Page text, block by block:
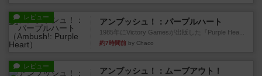
レビュー アンブッシュ！：パープルハート
1985年にVictory Gamesが出版した『Purple Hea...
約7時間前 by Chaco
レビュー アンブッシュ！：ムーブアウト！